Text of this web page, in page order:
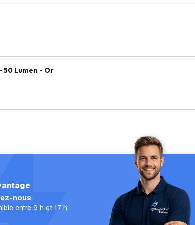
- 1W - 2100K - 50 Lumen - Or
nous
entre 9 h et 17 h